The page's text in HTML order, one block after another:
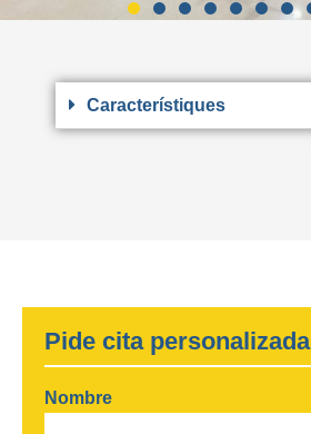
Característiques
Pide cita personalizada
Nombre